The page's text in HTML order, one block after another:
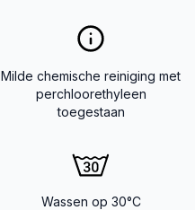
Milde chemische reiniging met
perchloorethyleen
toegestaan
Wassen op 30°C